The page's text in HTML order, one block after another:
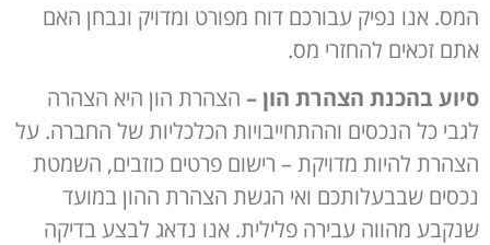
המס. אנו נפיק עבורכם דוח מפורט ומדויק ונבחן האם
אתם זכאים להחזרי מס.
סיוע בהכנת הצהרת הון – הצהרת הון היא הצהרה
לגבי כל הנכסים וההתחייבויות הכלכליות של החברה. על
הצהרת להיות מדויקת – רישום פרטים כוזבים, השמטת
נכסים שבבעלותכם ואי הגשת הצהרת ההון במועד
שנקבע מהווה עבירה פלילית. אנו נדאג לבצע בדיקה